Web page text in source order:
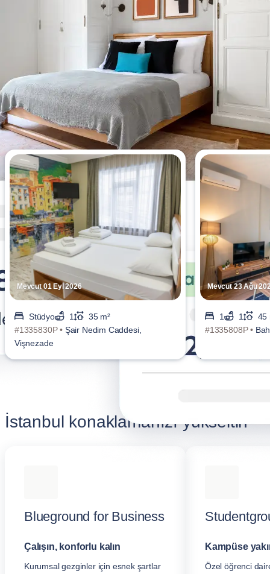
Bu haftanın en çok görüntülenen
daireleri
Mevcut 01 Eyl 2026
Stüdyo 1
35 m²
#1335830P • Şair Nedim Caddesi,
Vişnezade
Mevcut 23 Ağu
1 1
45
#1335808P •
İstanbul konaklamanızı yükseltin
Blueground for Business
Çalışın, konforlu kalın
Kurumsal gezginler için esnek şartlar
Kampüse
Özel öğrenci